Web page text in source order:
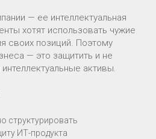
— ее интеллектуальная
хотят использовать чужие
своих позиций. Поэтому
— это защитить и не
активы.
структурировать
ИТ-продукта